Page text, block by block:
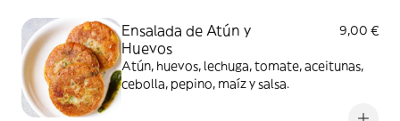
Ensalada de Atún y
Huevos
9,00 €
Atún, huevos, lechuga, tomate, aceitunas,
cebolla, pepino, maíz y salsa.